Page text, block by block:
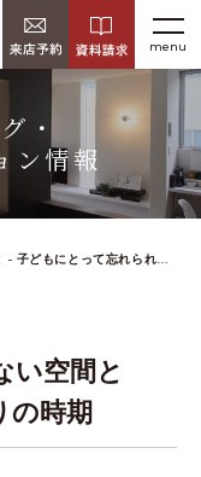
menu
・
ン情報
子どもにとって忘れられない空間とは”我が家”｜住まいづくりの時期
い空間と
の時期